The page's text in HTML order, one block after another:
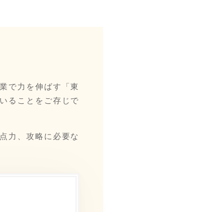
で力を伸ばす「東
ることをご存じで
力、攻略に必要な